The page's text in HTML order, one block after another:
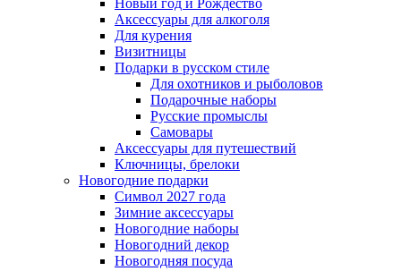
Новый год и Рождество
Аксессуары для алкоголя
Для курения
Визитницы
Подарки в русском стиле
Для охотников и рыболовов
Подарочные наборы
Русские промыслы
Самовары
Аксессуары для путешествий
Ключницы, брелоки
Новогодние подарки
Символ 2027 года
Зимние аксессуары
Новогодние наборы
Новогодний декор
Новогодняя посуда